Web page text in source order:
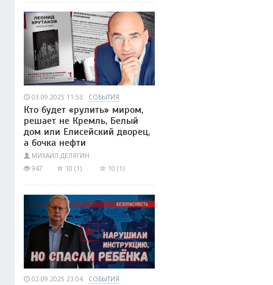
03.09.2025 11:53 СОБЫТИЯ
Кто будет «рулить» миром,
решает не Кремль, Белый
дом или Елисейский дворец,
а бочка нефти
МИХАИЛ ДЕЛЯГИН
947
10 (1) 10 (1)
02.09.2025 23:04 СОБЫТИЯ